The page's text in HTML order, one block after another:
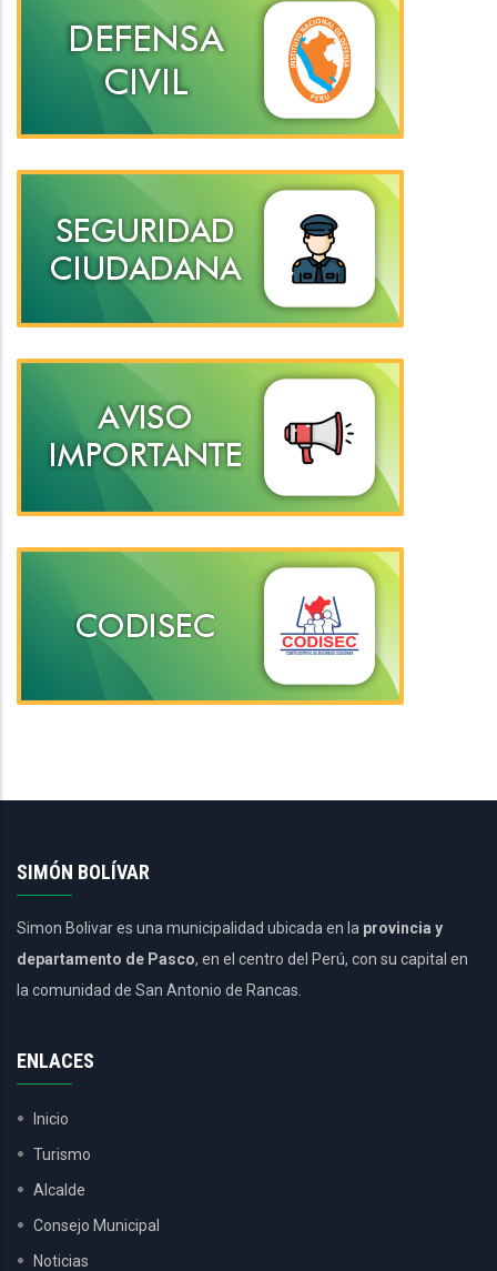
SIMÓN BOLÍVAR
Simon Bolivar es una municipalidad ubicada en la provincia y
departamento de Pasco, en el centro del Perú, con su capital en
la comunidad de San Antonio de Rancas.
ENLACES
Inicio
Turismo
Alcalde
Consejo Municipal
Noticias